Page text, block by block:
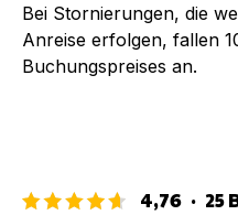
Bei Stornierungen, die
Anreise erfolgen, fallen
Buchungspreises an.
4,76 · 25